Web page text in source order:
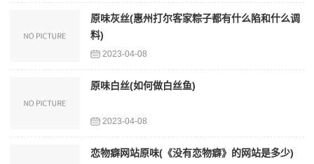
原味灰丝(惠州打尔客家粽子都有什么陷和什么调
料)
2023-04-08
原味白丝(如何做白丝鱼)
2023-04-08
恋物癖网站原味(《没有恋物癖》的网站是多少)